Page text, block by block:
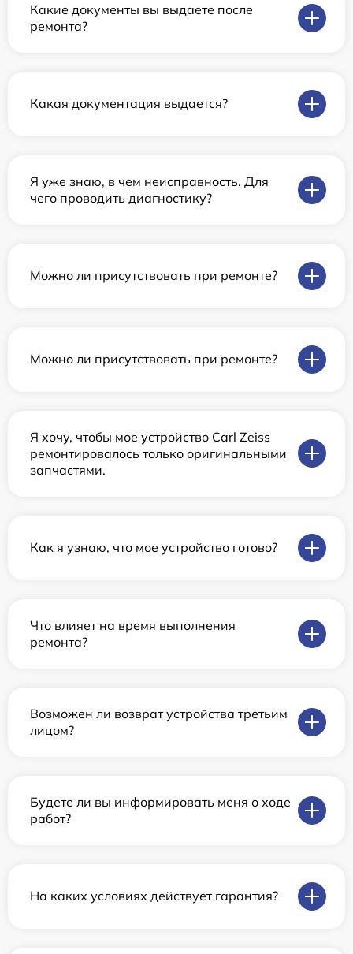
Какие документы вы выдаете после
ремонта?
Какая документация выдается?
Я уже знаю, в чем неисправность. Для
чего проводить диагностику?
Можно ли присутствовать при ремонте?
Можно ли присутствовать при ремонте?
Я хочу, чтобы мое устройство Carl Zeiss
ремонтировалось только оригинальными
запчастями.
Как я узнаю, что мое устройство готово?
Что влияет на время выполнения
ремонта?
Возможен ли возврат устройства третьим
лицом?
Будете ли вы информировать меня о ходе
работ?
На каких условиях действует гарантия?